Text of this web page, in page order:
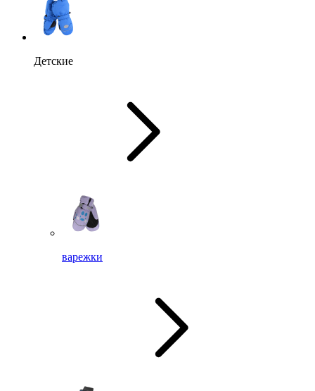
Детские
варежки